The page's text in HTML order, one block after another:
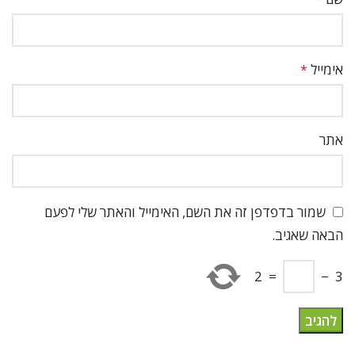
אימייל *
אתר
שמור בדפדפן זה את השם, האימייל והאתר שלי לפעם
הבאה שאגיב.
3
−
=
2